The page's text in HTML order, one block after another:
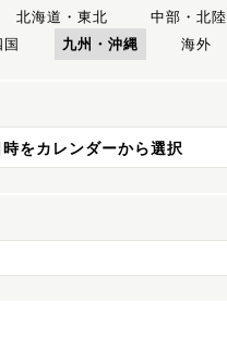
北海道・東北
中部・北陸
九州・沖縄 海外
時をカレンダーから選択